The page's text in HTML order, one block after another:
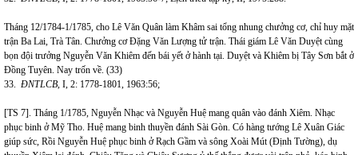
Tháng 12/1784-1/1785, cho Lê Văn Quân làm Khâm sai tổng nhung chưởng cơ, chỉ huy mặt
trận Ba Lai, Trà Tân. Chưởng cơ Đặng Văn Lượng tử trận. Thái giám Lê Văn Duyệt cùng
bọn đội trưởng Nguyễn Văn Khiêm đến bái yết ở hành tại. Duyệt và Khiêm bị Tây Sơn bắt ở
Đồng Tuyên. Nay trốn về. (33)
33. ĐNTLCB, I, 2: 1778-1801, 1963:56;
[TS 7]. Tháng 1/1785, Nguyễn Nhạc và Nguyễn Huệ mang quân vào đánh Xiêm. Nhạc
phục binh ở Mỹ Tho. Huệ mang binh thuyền đánh Sài Gòn. Có hàng tướng Lê Xuân Giác
giúp sức, Rồi Nguyễn Huệ phục binh ở Rạch Gầm và sông Xoài Mút (Định Tường), dụ